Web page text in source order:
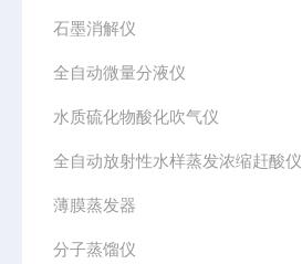
石墨消解仪
全自动微量分液仪
水质硫化物酸化吹气仪
全自动放射性水样蒸发浓缩赶酸仪
薄膜蒸发器
分子蒸馏仪